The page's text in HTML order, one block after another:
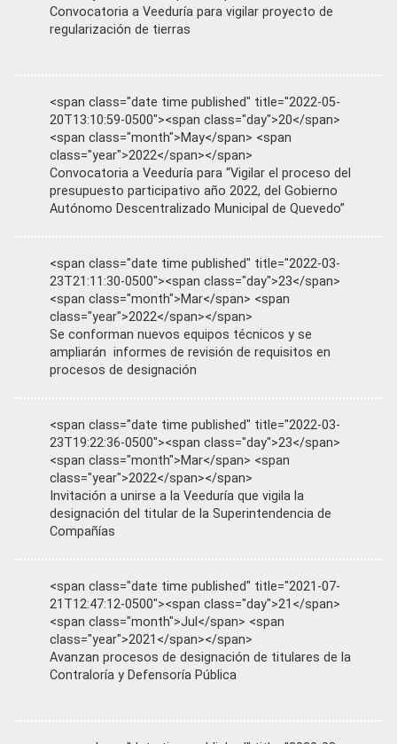
Convocatoria a Veeduría para vigilar proyecto de
regularización de tierras
<span class="date time published" title="2022-05-
20T13:10:59-0500"><span class="day">20</span>
<span class="month">May</span> <span
class="year">2022</span></span>
Convocatoria a Veeduría para “Vigilar el proceso del
presupuesto participativo año 2022, del Gobierno
Autónomo Descentralizado Municipal de Quevedo”
<span class="date time published" title="2022-03-
23T21:11:30-0500"><span class="day">23</span>
<span class="month">Mar</span> <span
class="year">2022</span></span>
Se conforman nuevos equipos técnicos y se
ampliarán informes de revisión de requisitos en
procesos de designación
<span class="date time published" title="2022-03-
23T19:22:36-0500"><span class="day">23</span>
<span class="month">Mar</span> <span
class="year">2022</span></span>
Invitación a unirse a la Veeduría que vigila la
designación del titular de la Superintendencia de
Compañías
<span class="date time published" title="2021-07-
21T12:47:12-0500"><span class="day">21</span>
<span class="month">Jul</span> <span
class="year">2021</span></span>
Avanzan procesos de designación de titulares de la
Contraloría y Defensoría Pública